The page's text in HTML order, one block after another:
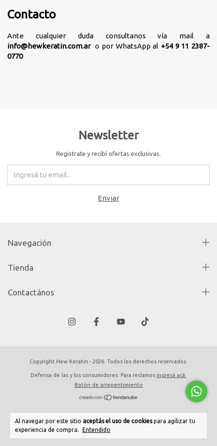
Al navegar por este sitio aceptás el uso de cookiespara agilizar tu
experiencia de compra.
Entendido
Contacto
Ante cualquier duda consultanos vía mail a
info@hewkeratin.com.ar o por WhatsApp al +54 9 11 2387-
0770
Newsletter
Registrate y recibí ofertas exclusivas.
Navegación
Tienda
Contactános
Copyright Hew Keratin - 2026. Todos los derechos reservados.
Defensa de las y los consumidores. Para reclamos ingresá acá.
Botón de arrepentimiento